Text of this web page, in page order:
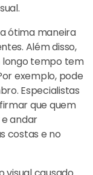
ótima maneira
Além disso,
longo tempo tem
exemplo, pode
Especialistas
que quem
andar
costas e no